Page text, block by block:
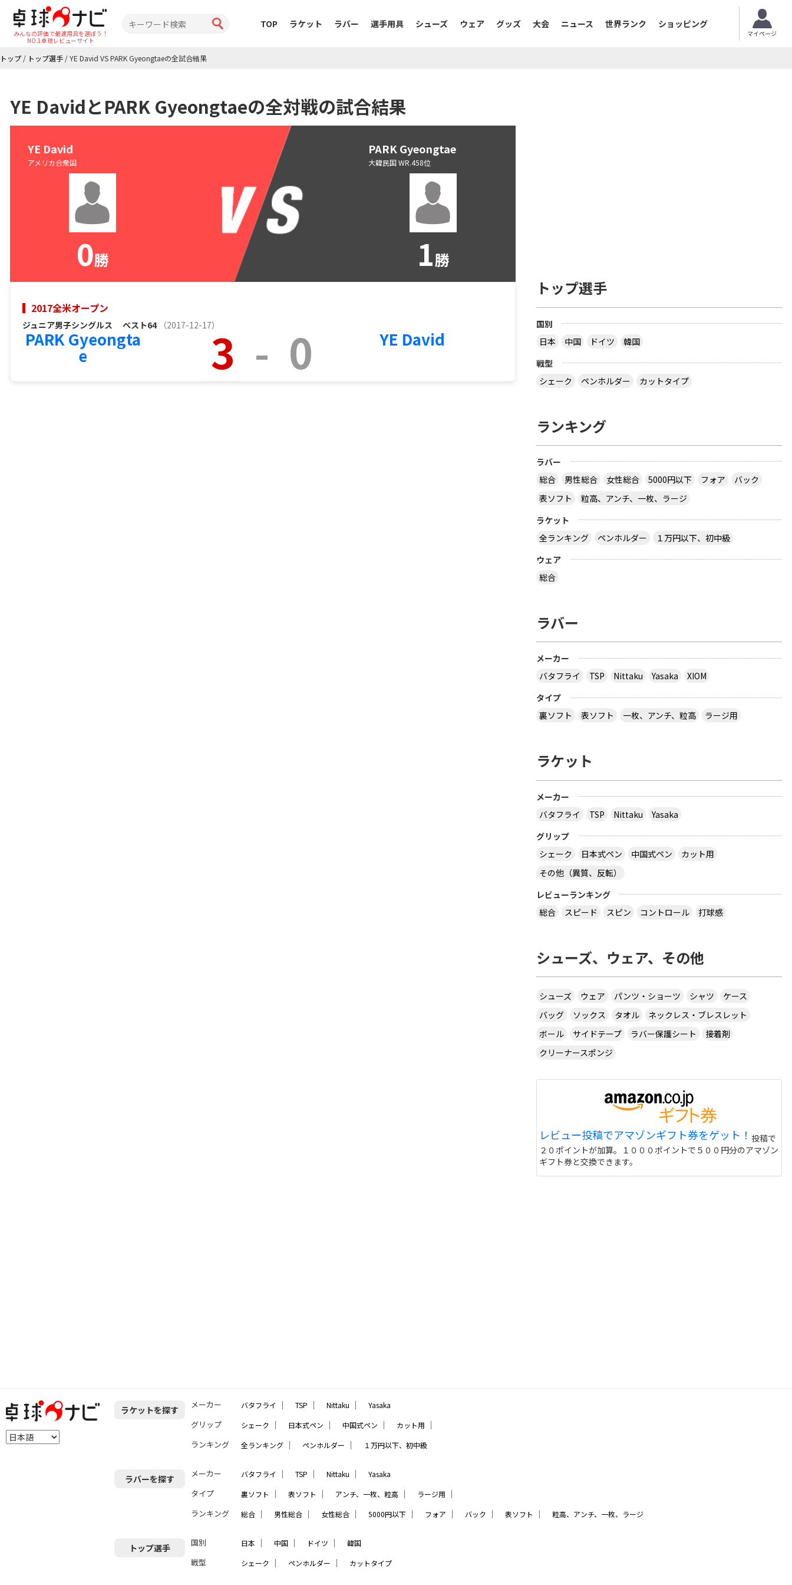
みんなの評価で最適用具を選ぼう！
NO.1卓球レビューサイト
TOP ラケット ラバー 選手用具 シューズ ウェア グッズ 大会 ニュース 世界ランク ショッピング
マイページ
トップ / トップ選手 /YE David VS PARK Gyeongtaeの全試合結果
YE DavidとPARK Gyeongtaeの全対戦の試合結果
YE David
アメリカ合衆国
0勝
PARK Gyeongtae
大韓民国 WR.458位
1勝
2017全米オープン
ジュニア男子シングルス ベスト64 （2017-12-17）
PARK Gyeongta
e 3 - 0 YE David
トップ選手
国別
日本
中国 ドイツ
韓国
戦型
シェーク
ペンホルダー カットタイプ
ランキング
ラバー
総合
男性総合 女性総合 5000円以下 フォア
バック
表ソフト
粒高、アンチ、一枚、ラージ
ラケット
全ランキング
ペンホルダー
１万円以下、初中級
ウェア
総合
ラバー
メーカー
バタフライ
TSP Nittaku Yasaka
XIOM
タイプ
裏ソフト
表ソフト 一枚、アンチ、粒高 ラージ用
ラケット
メーカー
バタフライ
TSP Nittaku
Yasaka
グリップ
シェーク
日本式ペン 中国式ペン
カット用
その他（異質、反転）
レビューランキング
総合
スピード スピン コントロール 打球感
シューズ、ウェア、その他
シューズ ウェア パンツ・ショーツ シャツ
ケース
バッグ
ソックス タオル
ネックレス・ブレスレット
ボール
サイドテープ ラバー保護シート
接着剤
クリーナースポンジ
レビュー投稿でアマゾンギフト券をゲット！ 投稿で
２０ポイントが加算。１０００ポイントで５００円分のアマゾン
ギフト券と交換できます。
ラケットを探す メーカー バタフライ ｜ TSP ｜ Nittaku ｜ Yasaka
グリップ シェーク ｜ 日本式ペン ｜ 中国式ペン ｜ カット用 ｜
ランキング 全ランキング ｜ ペンホルダー ｜ １万円以下、初中級
ラバーを探す メーカー バタフライ ｜ TSP ｜ Nittaku ｜ Yasaka
タイプ 裏ソフト ｜ 表ソフト ｜ アンチ、一枚、粒高 ｜ ラージ用 ｜
ランキング 総合 ｜ 男性総合 ｜ 女性総合 ｜ 5000円以下 ｜ フォア ｜ バック ｜ 表ソフト ｜ 粒高、アンチ、一枚、ラージ
トップ選手 国別 日本 ｜ 中国 ｜ ドイツ ｜ 韓国
戦型 シェーク ｜ ペンホルダー ｜ カットタイプ